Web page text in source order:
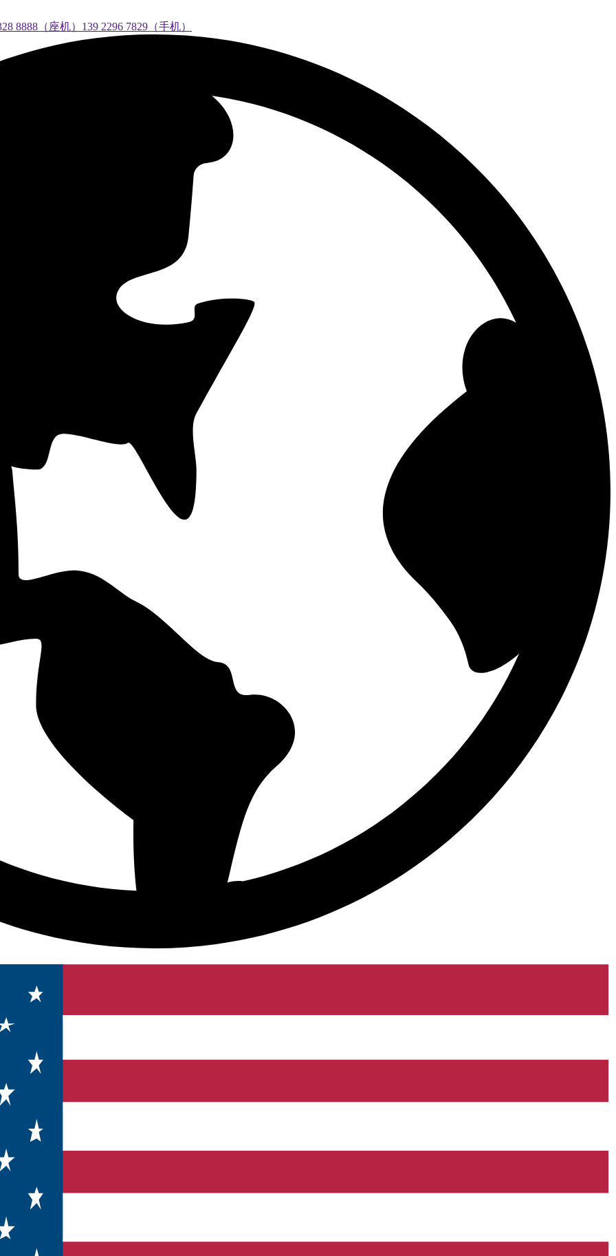
8888（座机）139 2296 7829（手机）